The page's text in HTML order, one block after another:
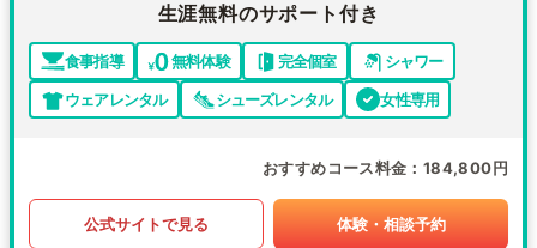
生涯無料のサポート付き
食事指導 無料体験 完全個室
シャワー
ウェアレンタル
シューズレンタル 女性専用
おすすめコース料金 184,800円
公式サイトで見る 体験・相談予約